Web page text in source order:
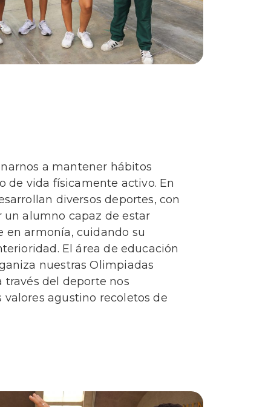
a mantener hábitos
de vida físicamente activo. En
diversos deportes, con
alumno capaz de estar
en armonía, cuidando su
El área de educación
nuestras Olimpiadas
través del deporte nos
agustino recoletos de